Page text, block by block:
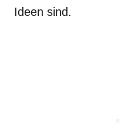
Ideen sind.